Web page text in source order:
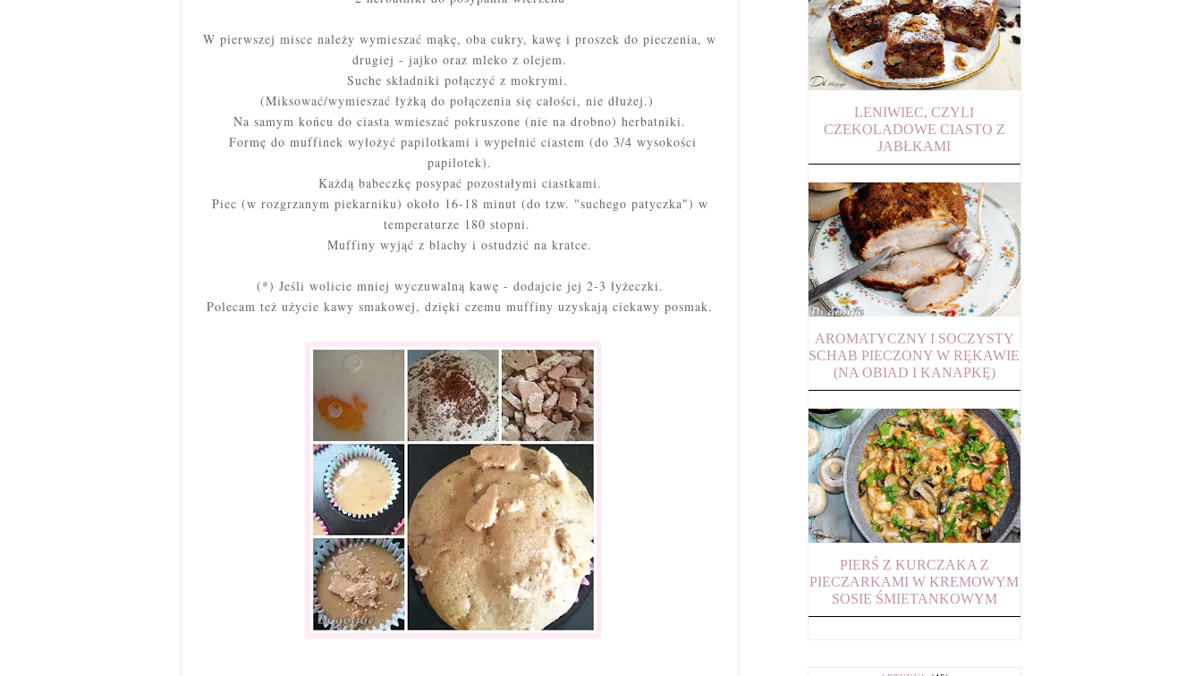
W pierwszej misce należy wymieszać mąkę, oba cukry, kawę i proszek do pieczenia, w
drugiej - jajko oraz mleko z olejem.
Suche składniki połączyć z mokrymi.
(Miksować/wymieszać łyżką do połączenia się całości, nie dłużej.)
Na samym końcu do ciasta wmieszać pokruszone (nie na drobno) herbatniki.
Formę do muffinek wyłożyć papilotkami i wypełnić ciastem (do 3/4 wysokości
papilotek).
Każdą babeczkę posypać pozostałymi ciastkami.
Piec (w rozgrzanym piekarniku) około 16-18 minut (do tzw. "suchego patyczka") w
temperaturze 180 stopni.
Muffiny wyjąć z blachy i ostudzić na kratce.
(*) Jeśli wolicie mniej wyczuwalną kawę - dodajcie jej 2-3 łyżeczki.
Polecam też użycie kawy smakowej, dzięki czemu muffiny uzyskają ciekawy posmak.
LENIWIEC, CZYLI
CZEKOLADOWE CIASTO Z
JABŁKAMI
AROMATYCZNY I SOCZYSTY
SCHAB PIECZONY W RĘKAWIE
(NA OBIAD I KANAPKĘ)
PIERŚ Z KURCZAKA Z
PIECZARKAMI W KREMOWYM
SOSIE ŚMIETANKOWYM